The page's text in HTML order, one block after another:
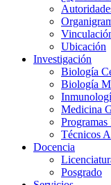
Ubicación
Investigación
Biología
Biología
Medicina
Técnicos
Docencia
Posgrado